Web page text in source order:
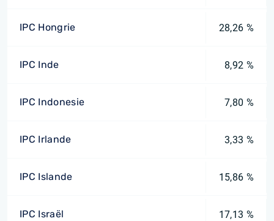
IPC Hongrie 28,26 %
IPC Inde 8,92 %
IPC Indonesie 7,80 %
IPC Irlande 3,33 %
IPC Islande 15,86 %
IPC Israël 17,13 %